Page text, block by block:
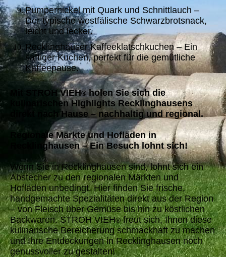
Pumpernickel mit Quark und Schnittlauch –
Der typische westfälische Schwarzbrotsnack,
leicht und lecker.
Recklinghäuser Kaffeeklatschkuchen – Ein
saftiger Kuchen, perfekt für die gemütliche
Kaffeepause.
Mit STROH VIEH®holen Sie sich die
kulinarischen Highlights Recklinghausens
direkt nach Hause – nachhaltig und regional.
Regionale Märkte und Hofläden in
Recklinghausen – Ein Besuch lohnt sich!
Wenn Sie in Recklinghausen sind, lohnt sich ein
Abstecher zu den regionalen Märkten und
Hofläden unbedingt. Hier finden Sie frische,
handgemachte Spezialitäten direkt aus der Region
– von Fleisch über Gemüse bis hin zu köstlichen
Backwaren. STROH VIEH®freut sich, Ihnen diese
kulinarische Bereicherung schmackhaft zu machen
und Ihre Entdeckungen in Recklinghausen noch
genussvoller zu gestalten!